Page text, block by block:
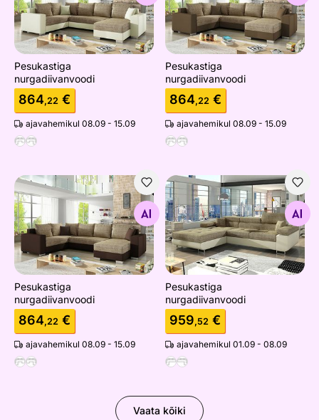
Pesukastiga
nurgadiivanvoodi
864,22 €
ajavahemikul 08.09 - 15.09
Pesukastiga
nurgadiivanvoodi
864,22 €
ajavahemikul 08.09 - 15.09
Pesukastiga nurgadiivanvoodi
Otsi sarnaseid
Pesukastiga
nurgadiivanvoodi
864,22 €
ajavahemikul 08.09 - 15.09
Pesukastiga
Otsi sarnaseid
Pesukastiga
nurgadiivanvoodi
959,52 €
ajavahemikul 01.09 - 08.09
Vaata kõiki